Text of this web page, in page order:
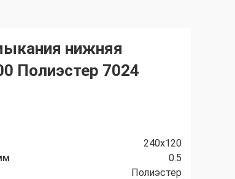
нижняя
Полиэстер 7024
240x120
0.5
Полиэстер